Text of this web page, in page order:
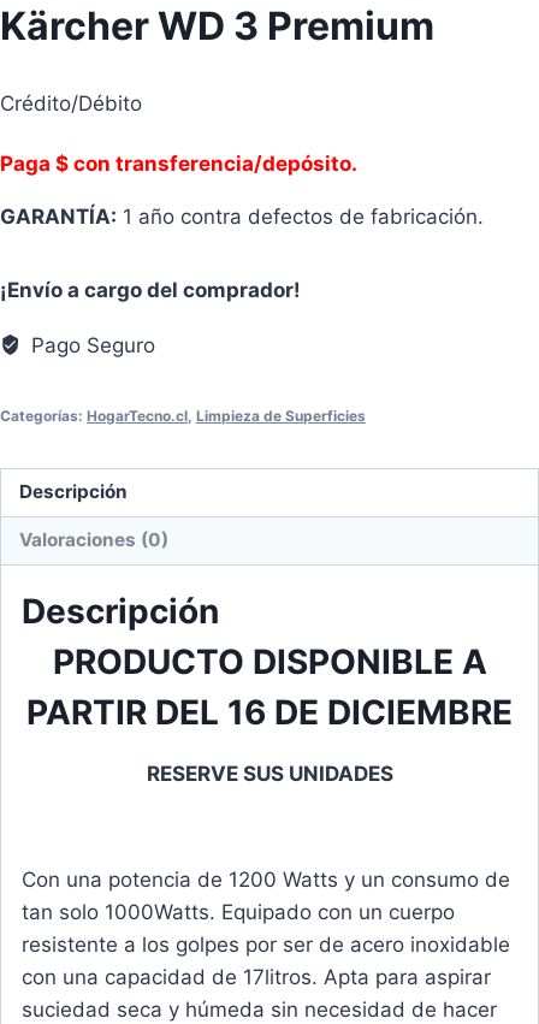
Kärcher WD 3 Premium
Crédito/Débito
Paga $ con transferencia/depósito.
GARANTÍA: 1 año contra defectos de fabricación.
¡Envío a cargo del comprador!
Pago Seguro
Categorías: HogarTecno.cl Limpieza de Superficies
Descripción
Valoraciones (0)
Descripción
PRODUCTO DISPONIBLE A
PARTIR DEL 16 DE DICIEMBRE
RESERVE SUS UNIDADES
Con una potencia de 1200 Watts y un consumo de
tan solo 1000Watts. Equipado con un cuerpo
resistente a los golpes por ser de acero inoxidable
con una capacidad de 17litros. Apta para aspirar
suciedad seca y húmeda sin necesidad de hacer